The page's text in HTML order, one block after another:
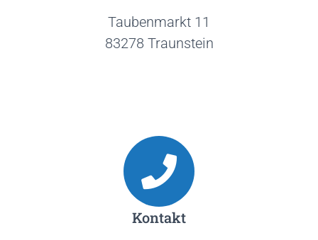
Taubenmarkt 11
83278 Traunstein
Kontakt